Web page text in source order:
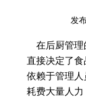
发
在后厨管
直接决定了
依赖于管理
耗费大量人